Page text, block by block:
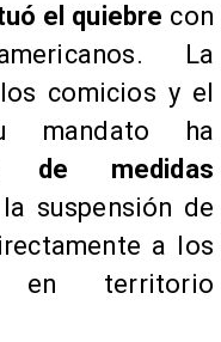
el quiebre con
La
comicios y el
mandato ha
de medidas
suspensión de
a los
en territorio